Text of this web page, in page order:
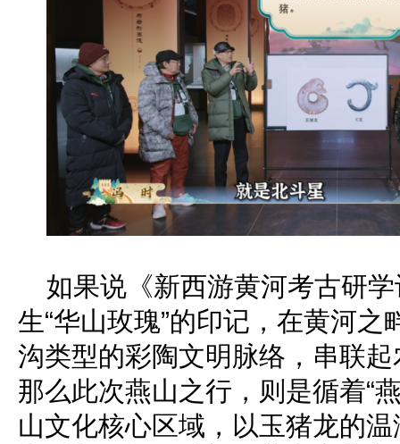
如果说《新西游黄河考古研
生“华山玫瑰”的印记，在黄河
沟类型的彩陶文明脉络，串联
那么此次燕山之行，则是循着“
山文化核心区域，以玉猪龙的